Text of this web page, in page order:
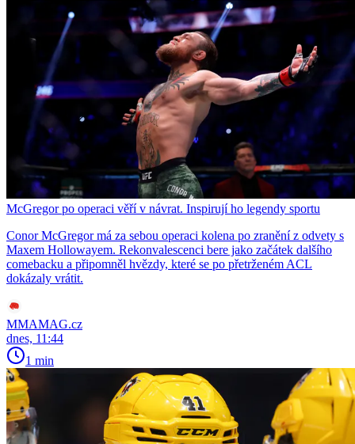
McGregor po operaci věří v návrat. Inspirují ho legendy sportu
Conor McGregor má za sebou operaci kolena po zranění z odvety s
Maxem Hollowayem. Rekonvalescenci bere jako začátek dalšího
comebacku a připomněl hvězdy, které se po přetrženém ACL
dokázaly vrátit.
MMAMAG.cz
dnes, 11:44
1 min